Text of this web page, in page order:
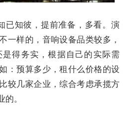
已知彼，提前准备，多看。演
一样的，音响设备品类较多，
得务实，根据自己的实际需
：预算多少，租什么价格的设
较几家企业，综合考虑承揽方
。